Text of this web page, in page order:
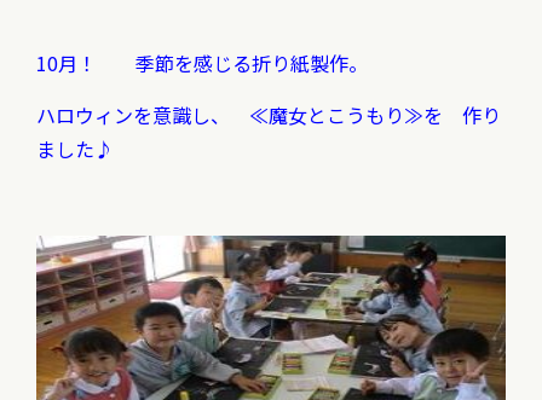
10月！ 季節を感じる折り紙製作。
ハロウィンを意識し、 ≪魔女とこうもり≫を 作り
ました♪